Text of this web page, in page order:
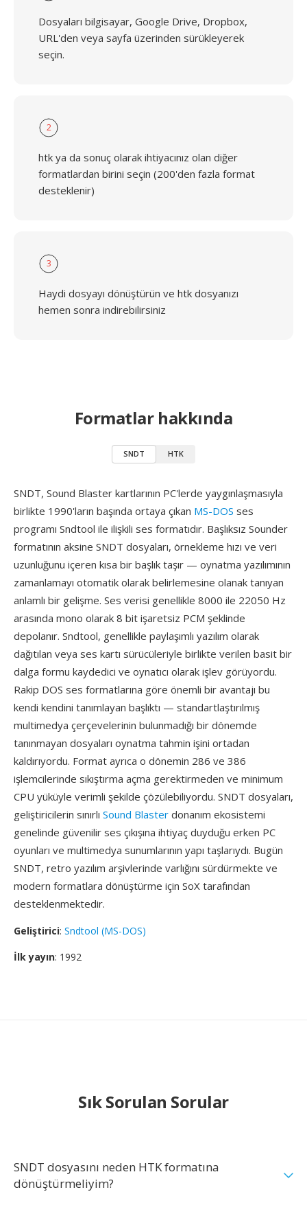
Dosyaları bilgisayar, Google Drive, Dropbox,
URL'den veya sayfa üzerinden sürükleyerek
seçin.
2
htk ya da sonuç olarak ihtiyacınız olan diğer
formatlardan birini seçin (200'den fazla format
desteklenir)
3
Haydi dosyayı dönüştürün ve htk dosyanızı
hemen sonra indirebilirsiniz
Formatlar hakkında
SNDT HTK
SNDT, Sound Blaster kartlarının PC'lerde yaygınlaşmasıyla
birlikte 1990'ların başında ortaya çıkan MS-DOS ses
programı Sndtool ile ilişkili ses formatıdır. Başlıksız Sounder
formatının aksine SNDT dosyaları, örnekleme hızı ve veri
uzunluğunu içeren kısa bir başlık taşır — oynatma yazılımının
zamanlamayı otomatik olarak belirlemesine olanak tanıyan
anlamlı bir gelişme. Ses verisi genellikle 8000 ile 22050 Hz
arasında mono olarak 8 bit işaretsiz PCM şeklinde
depolanır. Sndtool, genellikle paylaşımlı yazılım olarak
dağıtılan veya ses kartı sürücüleriyle birlikte verilen basit bir
dalga formu kaydedici ve oynatıcı olarak işlev görüyordu.
Rakip DOS ses formatlarına göre önemli bir avantajı bu
kendi kendini tanımlayan başlıktı — standartlaştırılmış
multimedya çerçevelerinin bulunmadığı bir dönemde
tanınmayan dosyaları oynatma tahmin işini ortadan
kaldırıyordu. Format ayrıca o dönemin 286 ve 386
işlemcilerinde sıkıştırma açma gerektirmeden ve minimum
CPU yüküyle verimli şekilde çözülebiliyordu. SNDT dosyaları,
geliştiricilerin sınırlı Sound Blaster donanım ekosistemi
genelinde güvenilir ses çıkışına ihtiyaç duyduğu erken PC
oyunları ve multimedya sunumlarının yapı taşlarıydı. Bugün
SNDT, retro yazılım arşivlerinde varlığını sürdürmekte ve
modern formatlara dönüştürme için SoX tarafından
desteklenmektedir.
Geliştirici: Sndtool (MS-DOS)
İlk yayın: 1992
Sık Sorulan Sorular
SNDT dosyasını neden HTK formatına
dönüştürmeliyim?